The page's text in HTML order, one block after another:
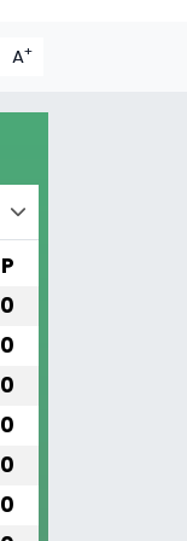
A+
P
0
0
0
0
0
0